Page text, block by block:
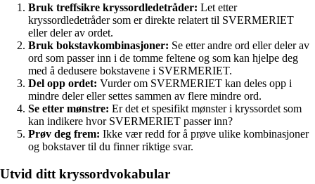
Bruk treffsikre kryssordledetråder: Let etter
kryssordledetråder som er direkte relatert til SVERMERIET
eller deler av ordet.
Bruk bokstavkombinasjoner: Se etter andre ord eller deler av
ord som passer inn i de tomme feltene og som kan hjelpe deg
med å dedusere bokstavene i SVERMERIET.
Del opp ordet: Vurder om SVERMERIET kan deles opp i
mindre deler eller settes sammen av flere mindre ord.
Se etter mønstre: Er det et spesifikt mønster i kryssordet som
kan indikere hvor SVERMERIET passer inn?
Prøv deg frem: Ikke vær redd for å prøve ulike kombinasjoner
og bokstaver til du finner riktige svar.
Utvid ditt kryssordvokabular